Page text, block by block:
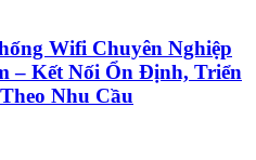
Wifi Chuyên Nghiệp
– Kết Nối Ổn Định, Triển
Nhu Cầu